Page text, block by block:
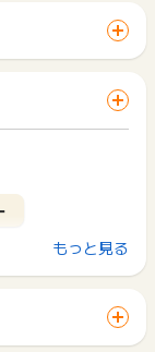
用報酬のみの記
アップ条件/会
プ条件/会員ラン
件数が表示されま
ンのカウント対象
もっと見る